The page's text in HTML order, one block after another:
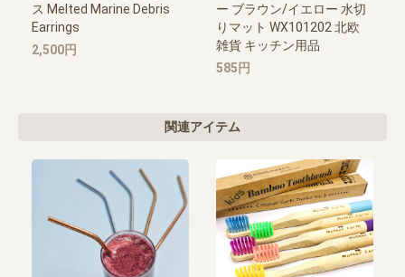
ス Melted Marine Debris
Earrings
2,500円
ー ブラウン/イエロー 水切
りマット WX101202 北欧
雑貨 キッチン用品
585円
関連アイテム